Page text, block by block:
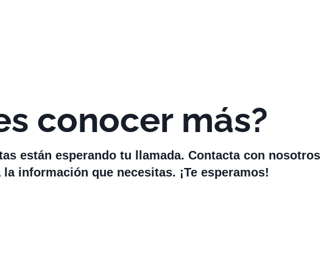
conocer más?
están esperando tu llamada. Contacta con nosotros
información que necesitas. ¡Te esperamos!